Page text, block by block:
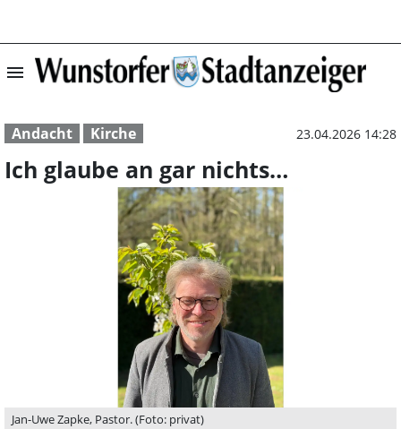
menu Ich glaube an
Andacht Kirche 23.04.2026 14:28
Ich glaube an gar nichts…
Jan-Uwe Zapke, Pastor. (Foto: privat)